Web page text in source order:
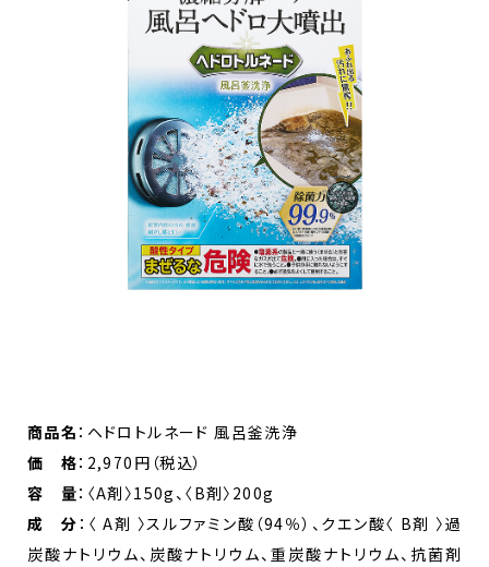
商品名 ：ヘドロトルネード 風呂釜洗浄
価 格：2,970円（税込）
容 量：〈A剤〉150g、〈B剤〉200g​
成 分 ：〈 A剤 〉スルファミン酸（94％）、クエン酸〈 B剤 〉過
炭酸ナトリウム、炭酸ナトリウム、重炭酸ナトリウム、抗菌剤